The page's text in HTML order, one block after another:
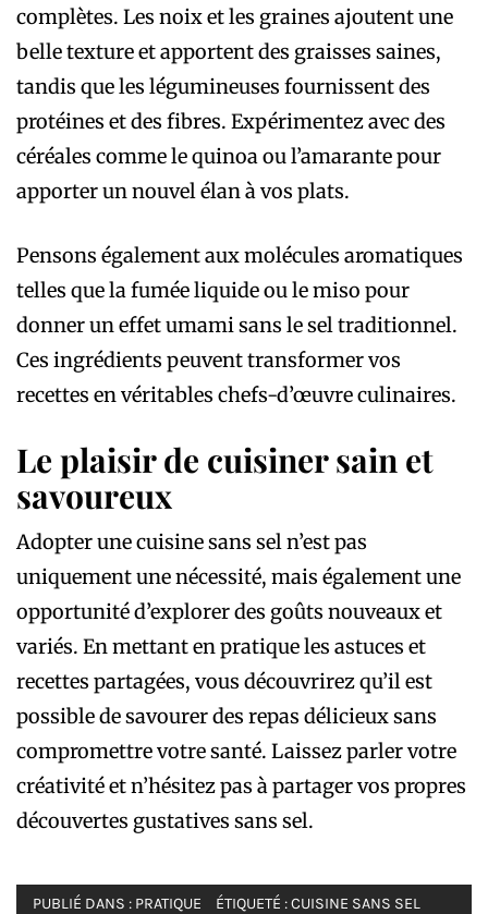
complètes. Les noix et les graines ajoutent une
belle texture et apportent des graisses saines,
tandis que les légumineuses fournissent des
protéines et des fibres. Expérimentez avec des
céréales comme le quinoa ou l’amarante pour
apporter un nouvel élan à vos plats.
Pensons également aux molécules aromatiques
telles que la fumée liquide ou le miso pour
donner un effet umami sans le sel traditionnel.
Ces ingrédients peuvent transformer vos
recettes en véritables chefs-d’œuvre culinaires.
Le plaisir de cuisiner sain et
savoureux
Adopter une cuisine sans sel n’est pas
uniquement une nécessité, mais également une
opportunité d’explorer des goûts nouveaux et
variés. En mettant en pratique les astuces et
recettes partagées, vous découvrirez qu’il est
possible de savourer des repas délicieux sans
compromettre votre santé. Laissez parler votre
créativité et n’hésitez pas à partager vos propres
découvertes gustatives sans sel.
PUBLIÉ DANS : PRATIQUE ÉTIQUETÉ :CUISINE SANS SEL